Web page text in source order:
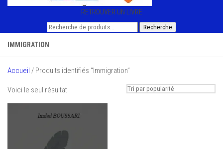
RETROUVER UN LIVRE
Recherche
Recherche
IMMIGRATION
Accueil / Produits identifiés “Immigration”
Voici le seul résultat